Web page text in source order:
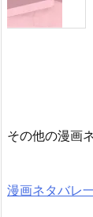
その他の漫画
漫画ネタバレ